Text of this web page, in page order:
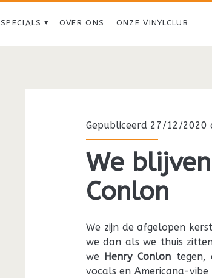
SPECIALS OVER ONS ONZE VINYLCLUB
Conlon</span>
Gepubliceerd 27/12/2020
We
Conlon
We zijn de afgelopen
we dan als we thuis
we Henry Conlontegen,
vocals en Americana-vibe